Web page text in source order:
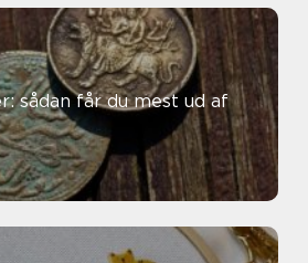
sådan får du mest ud af